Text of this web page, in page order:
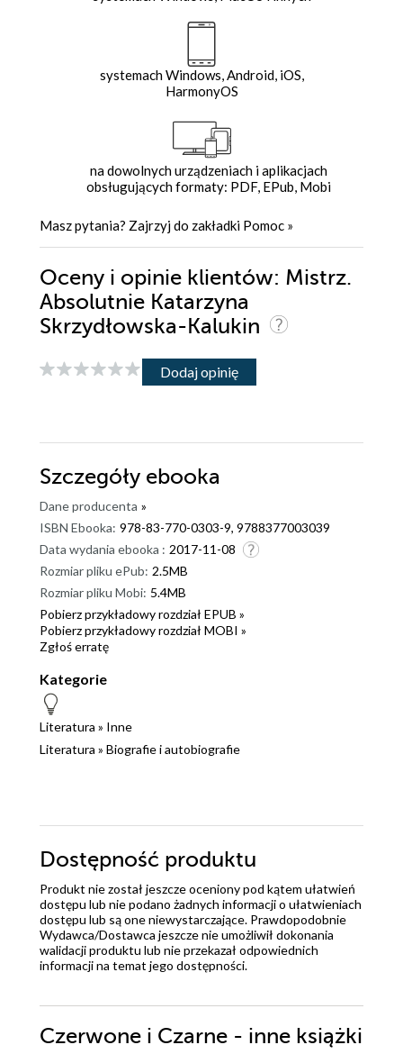
systemach Windows, Android, iOS,
HarmonyOS
na dowolnych urządzeniach i aplikacjach
obsługujących formaty: PDF, EPub, Mobi
Masz pytania? Zajrzyj do zakładki Pomoc »
Oceny i opinie klientów: Mistrz.
Absolutnie Katarzyna
Skrzydłowska-Kalukin
Dodaj opinię
Szczegóły ebooka
Dane producenta »
ISBN Ebooka: 978-83-770-0303-9, 9788377003039
Data wydania ebooka : 2017-11-08
Rozmiar pliku ePub: 2.5MB
Rozmiar pliku Mobi: 5.4MB
Pobierz przykładowy rozdział EPUB »
Pobierz przykładowy rozdział MOBI »
Zgłoś erratę
Kategorie
Literatura » Inne
Literatura » Biografie i autobiografie
Dostępność produktu
Produkt nie został jeszcze oceniony pod kątem ułatwień
dostępu lub nie podano żadnych informacji o ułatwieniach
dostępu lub są one niewystarczające. Prawdopodobnie
Wydawca/Dostawca jeszcze nie umożliwił dokonania
walidacji produktu lub nie przekazał odpowiednich
informacji na temat jego dostępności.
Czerwone i Czarne - inne książki